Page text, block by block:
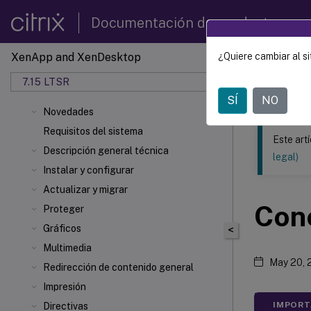
Documentación de productos
XenApp and XenDesktop
7.15 LTSR
Novedades
Requisitos del sistema
Descripción general técnica
Instalar y configurar
Actualizar y migrar
Proteger
Gráficos
Multimedia
Redirección de contenido general
Impresión
Directivas
Este
<
Este
legal)
May 20,
¿Quiere cambiar al
SÍ NO